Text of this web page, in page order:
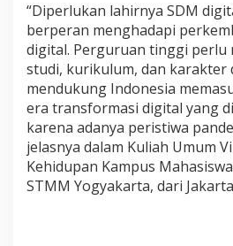
M
Y
o
g
y
a
k
a
r
t
a
“Diperlukan lahirnya SDM
berperan menghadapi
digital. Perguruan tinggi perlu
studi, kurikulum, dan karakter
mendukung Indonesia
era transformasi digital yang
karena adanya peristiwa
jelasnya dalam Kuliah Umum
Kehidupan Kampus
STMM Yogyakarta, dari